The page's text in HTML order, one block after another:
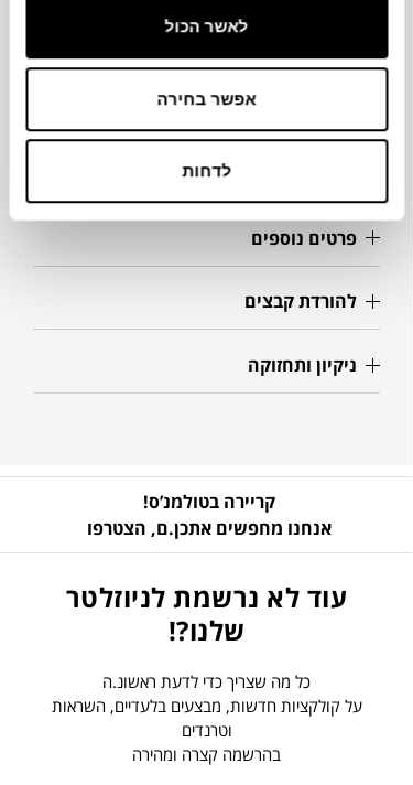
לאשר הכול
אפשר בחירה
לדחות
56.5X54X81H ס"מ
מידע על חומרים
פרטים נוספים
להורדת קבצים
ניקיון ותחזוקה
קריירה בטולמנ’ס!
אנחנו מחפשים אתכן.ם, הצטרפו
עוד לא נרשמת לניוזלטר
שלנו?!
כל מה שצריך כדי לדעת ראשונ.ה
על קולקציות חדשות, מבצעים בלעדיים, השראות
וטרנדים
בהרשמה קצרה ומהירה